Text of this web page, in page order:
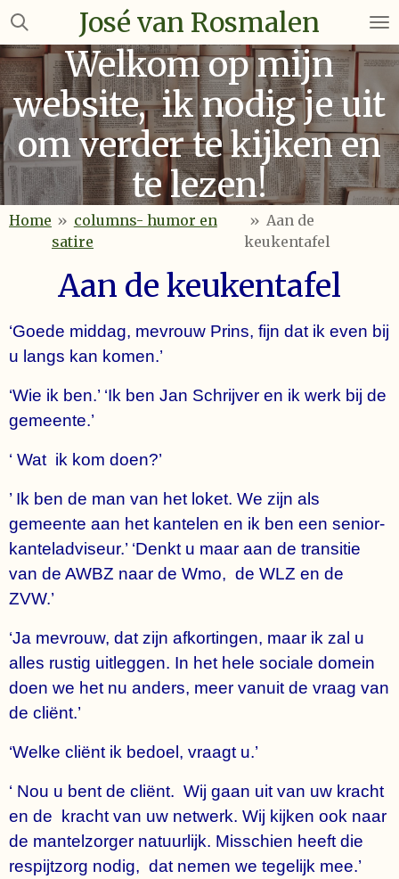
Ga
naar
de
hoofdinhoud
José van Rosmalen
Welkom op mijn
website, ik nodig je uit
om verder te kijken en
te lezen!
Home » columns- humor en
satire
» Aan de
keukentafel
Aan de keukentafel
‘Goede middag, mevrouw Prins, fijn dat ik even bij
u langs kan komen.’
‘Wie ik ben.’ ‘Ik ben Jan Schrijver en ik werk bij de
gemeente.’
‘ Wat ik kom doen?’
’ Ik ben de man van het loket. We zijn als
gemeente aan het kantelen en ik ben een senior-
kanteladviseur.’ ‘Denkt u maar aan de transitie
van de AWBZ naar de Wmo, de WLZ en de
ZVW.’
‘Ja mevrouw, dat zijn afkortingen, maar ik zal u
alles rustig uitleggen. In het hele sociale domein
doen we het nu anders, meer vanuit de vraag van
de cliënt.’
‘Welke cliënt ik bedoel, vraagt u.’
‘ Nou u bent de cliënt. Wij gaan uit van uw kracht
en de kracht van uw netwerk. Wij kijken ook naar
de mantelzorger natuurlijk. Misschien heeft die
respijtzorg nodig, dat nemen we tegelijk mee.’